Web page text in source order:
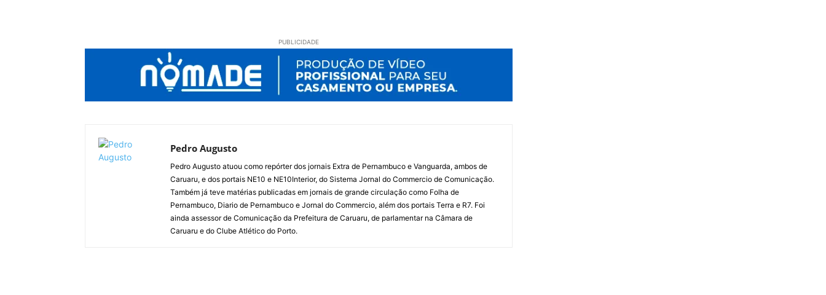
PUBLICIDADE
Pedro Augusto
Pedro Augusto atuou como repórter dos jornais Extra de Pernambuco e Vanguarda, ambos de
Caruaru, e dos portais NE10 e NE10Interior, do Sistema Jornal do Commercio de Comunicação.
Também já teve matérias publicadas em jornais de grande circulação como Folha de
Pernambuco, Diario de Pernambuco e Jornal do Commercio, além dos portais Terra e R7. Foi
ainda assessor de Comunicação da Prefeitura de Caruaru, de parlamentar na Câmara de
Caruaru e do Clube Atlético do Porto.